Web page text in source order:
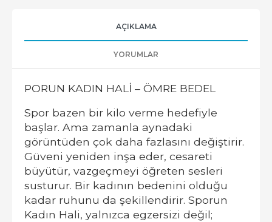
AÇIKLAMA
YORUMLAR
PORUN KADIN HALİ – ÖMRE BEDEL
Spor bazen bir kilo verme hedefiyle
başlar. Ama zamanla aynadaki
görüntüden çok daha fazlasını değiştirir.
Güveni yeniden inşa eder, cesareti
büyütür, vazgeçmeyi öğreten sesleri
susturur. Bir kadının bedenini olduğu
kadar ruhunu da şekillendirir. Sporun
Kadın Hali, yalnızca egzersizi değil;